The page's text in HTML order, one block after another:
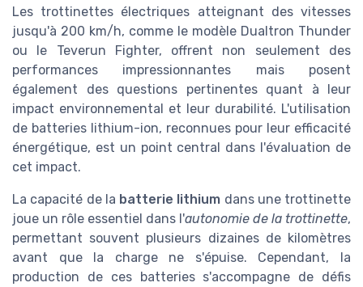
Les trottinettes électriques atteignant des vitesses
jusqu'à 200 km/h, comme le modèle Dualtron Thunder
ou le Teverun Fighter, offrent non seulement des
performances impressionnantes mais posent
également des questions pertinentes quant à leur
impact environnemental et leur durabilité. L'utilisation
de batteries lithium-ion, reconnues pour leur efficacité
énergétique, est un point central dans l'évaluation de
cet impact.
La capacité de la batterie lithium dans une trottinette
joue un rôle essentiel dans l'autonomie de la trottinette,
permettant souvent plusieurs dizaines de kilomètres
avant que la charge ne s'épuise. Cependant, la
production de ces batteries s'accompagne de défis